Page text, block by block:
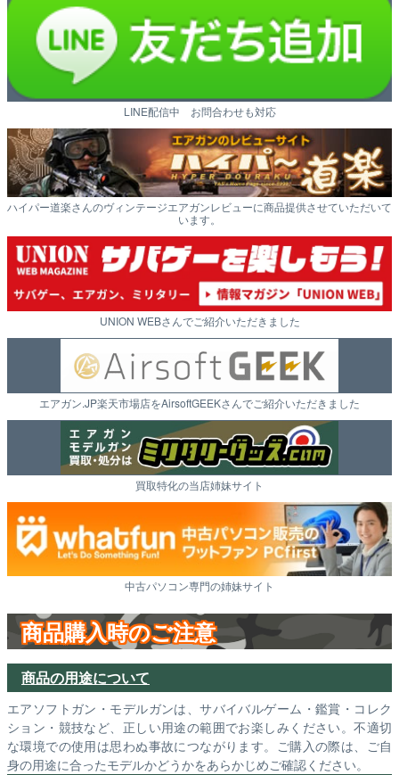
LINE配信中 お問合わせも対応
ハイパー道楽さんのヴィンテージエアガンレビューに商品提供させていただいて
います。
UNION WEBさんでご紹介いただきました
エアガン.JP楽天市場店をAirsoftGEEKさんでご紹介いただきました
買取特化の当店姉妹サイト
中古パソコン専門の姉妹サイト
商品購入時のご注意
商品の用途について
エアソフトガン・モデルガンは、サバイバルゲーム・鑑賞・コレク
ション・競技など、正しい用途の範囲でお楽しみください。不適切
な環境での使用は思わぬ事故につながります。ご購入の際は、ご自
身の用途に合ったモデルかどうかをあらかじめご確認ください。